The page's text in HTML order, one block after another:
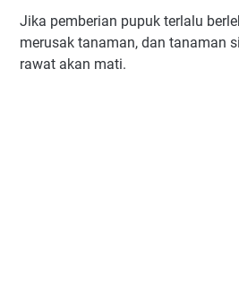
Jika pemberian pupuk terlalu
merusak tanaman, dan tanaman
rawat akan mati.